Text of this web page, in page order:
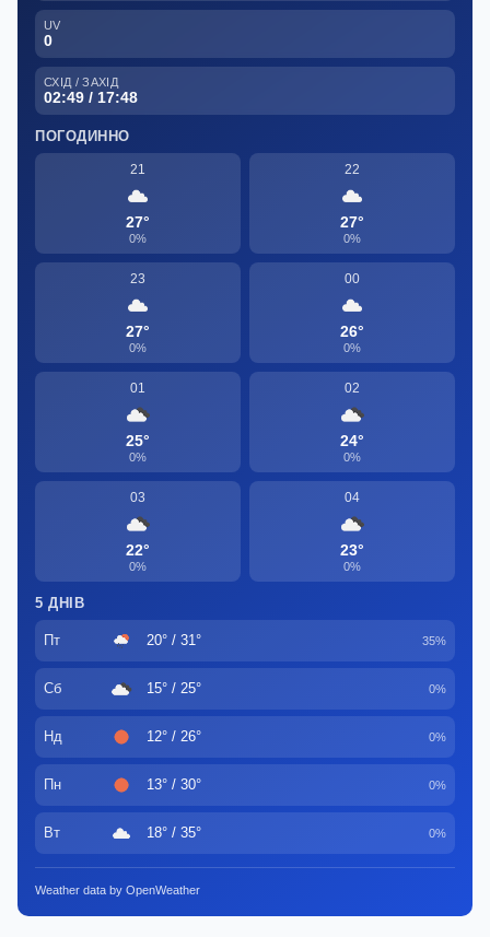
UV
0
СХІД / ЗАХІД
02:49 / 17:48
ПОГОДИННО
21
27°
0%
22
27°
0%
23
27°
0%
00
26°
0%
01
25°
0%
02
24°
0%
03
22°
0%
04
23°
0%
5 ДНІВ
Пт 20° / 31° 35%
Сб 15° / 25° 0%
Нд 12° / 26° 0%
Пн 13° / 30° 0%
Вт 18° / 35° 0%
Weather data by OpenWeather